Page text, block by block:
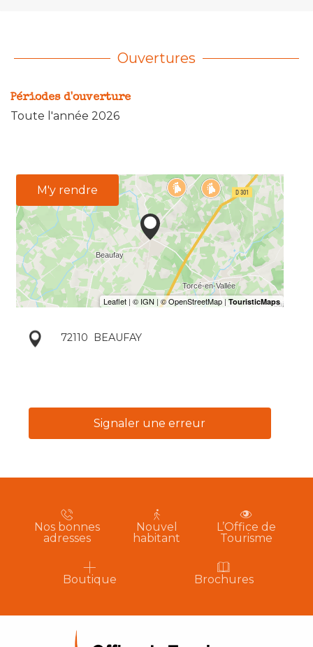
Ouvertures
Périodes d'ouverture
Toute l'année 2026
M'y rendre
72110 BEAUFAY
Signaler une erreur
Nos bonnes
adresses
Nouvel
habitant
L’Office de
Tourisme
Boutique Brochures